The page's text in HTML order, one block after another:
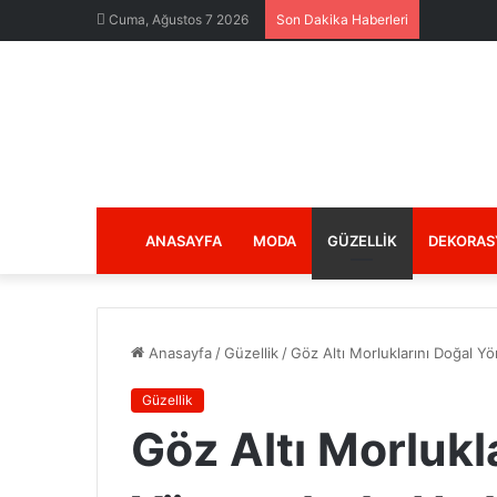
Cuma, Ağustos 7 2026 Son Dakika Haberleri
ANASAYFA MODA GÜZELLIK
Anasayfa /Güzellik /Göz Altı Morluklarını Doğal
Güzellik
Göz Altı